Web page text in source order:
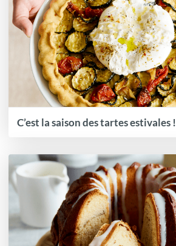
C’est la saison des tartes estivales !